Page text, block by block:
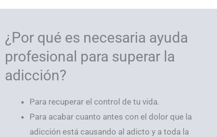
¿Por qué es necesaria ayuda
profesional para superar la
adicción?
Para recuperar el control de tu vida.
Para acabar cuanto antes con el dolor que la
adicción está causando al adicto y a toda la